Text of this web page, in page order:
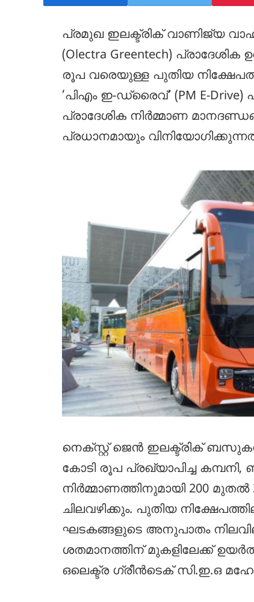
പ്രമുഖ ഇലക്ട്രിക് വാണിജ്യ
(Olectra Greentech) പ്രാദേശിക
രൂപ വരെയുള്ള പുതിയ
‘പിഎം ഇ-ഡ്രൈവ്’ (PM E-
പ്രാദേശിക നിർമ്മാണ
പ്രധാനമായും
നെക്സ്റ്റ് ജെൻ ഇലക്ട്രിക്
കോടി രൂപ പ്രഖ്യാപിച്ച കമ്പനി,
നിർമ്മാണത്തിനുമായി 200
ചിലവഴിക്കും. പുതിയ
ഘടകങ്ങളുടെ അനുപാതം
ശതമാനത്തിന് മുകളിലേക്ക്
ഒലെക്ട്ര ഗ്രീൻടെക് സി.ഇ.ഒ